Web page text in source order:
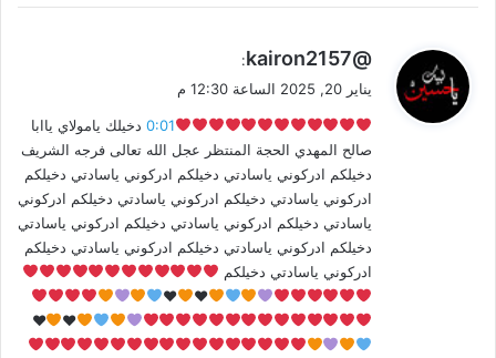
ي
ل
@kairon2157
:
يناير 20, 2025 الساعة 12:30 م
0:01‬‏ دخيلك يامولاي ياابا
صالح المهدي الحجة المنتظر عجل الله تعالى فرجه الشريف
دخيلكم ادركوني ياسادتي دخيلكم ادركوني ياسادتي دخيلكم
ادركوني ياسادتي دخيلكم ادركوني ياسادتي دخيلكم ادركوني
ياسادتي دخيلكم ادركوني ياسادتي دخيلكم ادركوني ياسادتي
دخيلكم ادركوني ياسادتي دخيلكم ادركوني ياسادتي دخيلكم
ادركوني ياسادتي دخيلكم
♥
♥
♥
♥